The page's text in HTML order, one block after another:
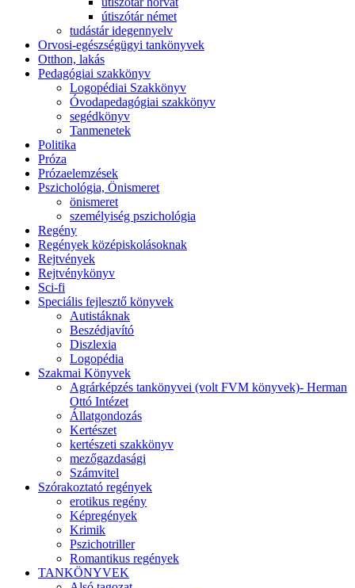
útiszótár német
tudástár idegennyelv
Orvosi-egészségügyi tankönyvek
Otthon, lakás
Pedagógiai szakkönyv
Logopédiai Szakkönyv
Óvodapedagógiai szakkönyv
segédkönyv
Tanmenetek
Politika
Próza
Prózaelemzések
Pszichológia, Önismeret
önismeret
személyiség pszichológia
Regény
Regények középiskolásoknak
Rejtvények
Rejtvénykönyv
Sci-fi
Speciális fejlesztő könyvek
Autistáknak
Beszédjavító
Diszlexia
Logopédia
Szakmai Könyvek
Agrárképzés tankönyvei (volt FVM könyvek)- Herman
Ottó Intézet
Állatgondozás
Kertészet
kertészeti szakkönyv
mezőgazdasági
Számvitel
Szórakoztató regények
erotikus regény
Képregények
Krimik
Pszichotriller
Romantikus regények
TANKÖNYVEK